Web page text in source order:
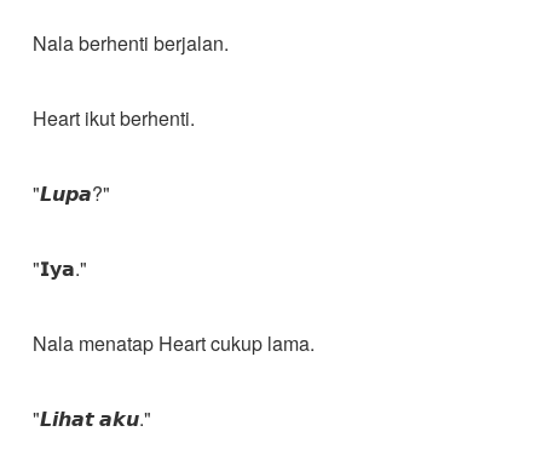
Nala berhenti berjalan.
Heart ikut berhenti.
"𝙇𝙪𝙥𝙖?"
"𝗜𝘆𝗮."
Nala menatap Heart cukup lama.
"𝙇𝙞𝙝𝙖𝙩 𝙖𝙠𝙪."